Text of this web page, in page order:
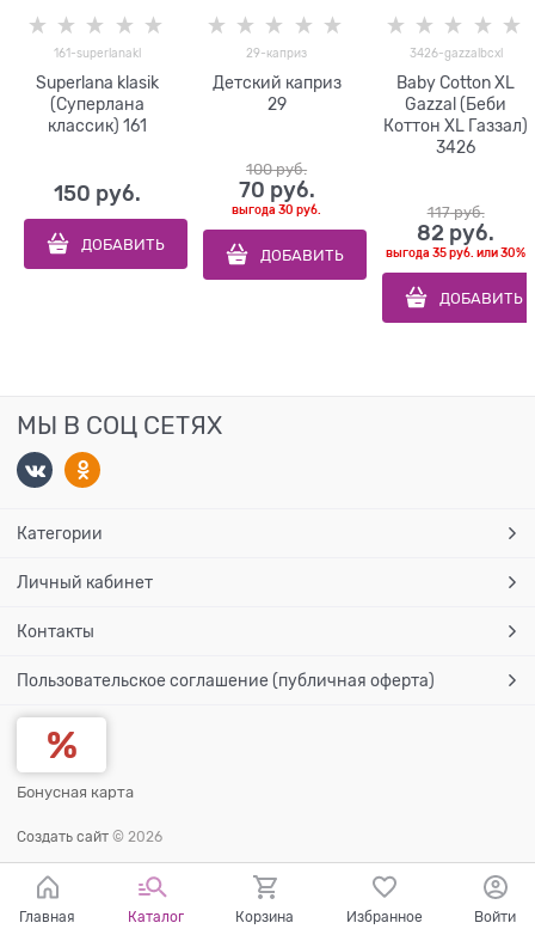
161-superlanakl
Superlana klasik
(Суперлана
классик) 161
150 руб.
ДОБАВИТЬ
29-каприз
Детский каприз
29
100 руб.
70 руб.
выгода30 руб.
ДОБАВИТЬ
3426-gazzalbcxl
Baby Cotton XL
Gazzal (Беби
Коттон XL Газзал)
3426
117 руб.
82 руб.
выгода35 руб. или30%
ДОБАВИТЬ
МЫ В СОЦ СЕТЯХ
Категории
Личный кабинет
Контакты
Пользовательское соглашение (публичная оферта)
Бонусная карта
Создать сайт © 2026
Главная Каталог Корзина Избранное Войти